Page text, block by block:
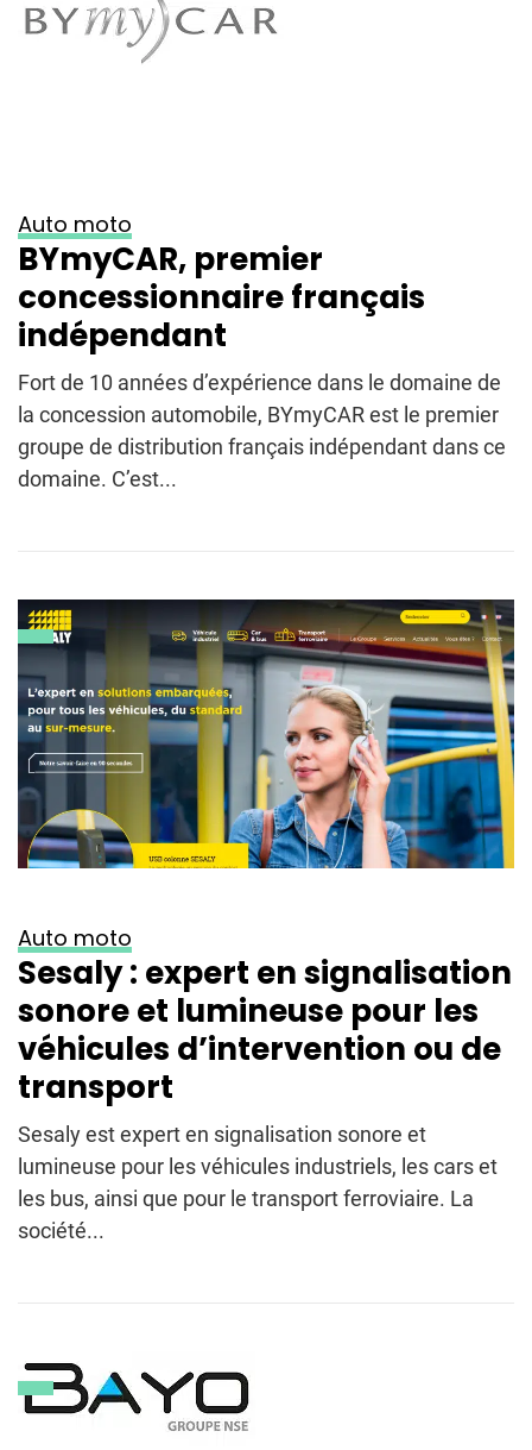
Auto moto
BYmyCAR, premier
concessionnaire français
indépendant
Fort de 10 années d’expérience dans le domaine de
la concession automobile, BYmyCAR est le premier
groupe de distribution français indépendant dans ce
domaine. C’est...
Auto moto
Sesaly : expert en signalisation
sonore et lumineuse pour les
véhicules d’intervention ou de
transport
Sesaly est expert en signalisation sonore et
lumineuse pour les véhicules industriels, les cars et
les bus, ainsi que pour le transport ferroviaire. La
société...